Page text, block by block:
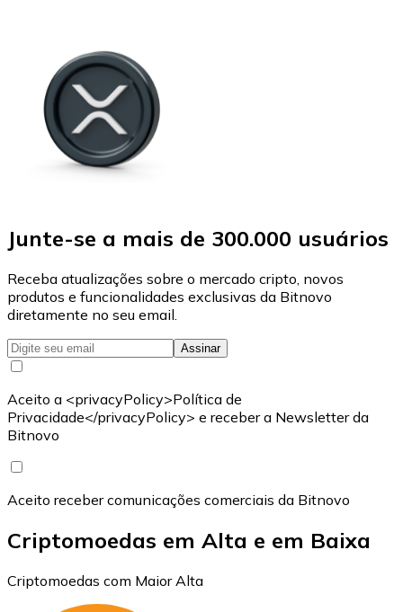
Junte-se a mais de 300.000 usuários
Receba atualizações sobre o mercado cripto, novos
produtos e funcionalidades exclusivas da Bitnovo
diretamente no seu email.
Assinar
Aceito a <privacyPolicy>Política de
Privacidade</privacyPolicy> e receber a Newsletter da
Bitnovo
Aceito receber comunicações comerciais da Bitnovo
Criptomoedas em Alta e em Baixa
Criptomoedas com Maior Alta